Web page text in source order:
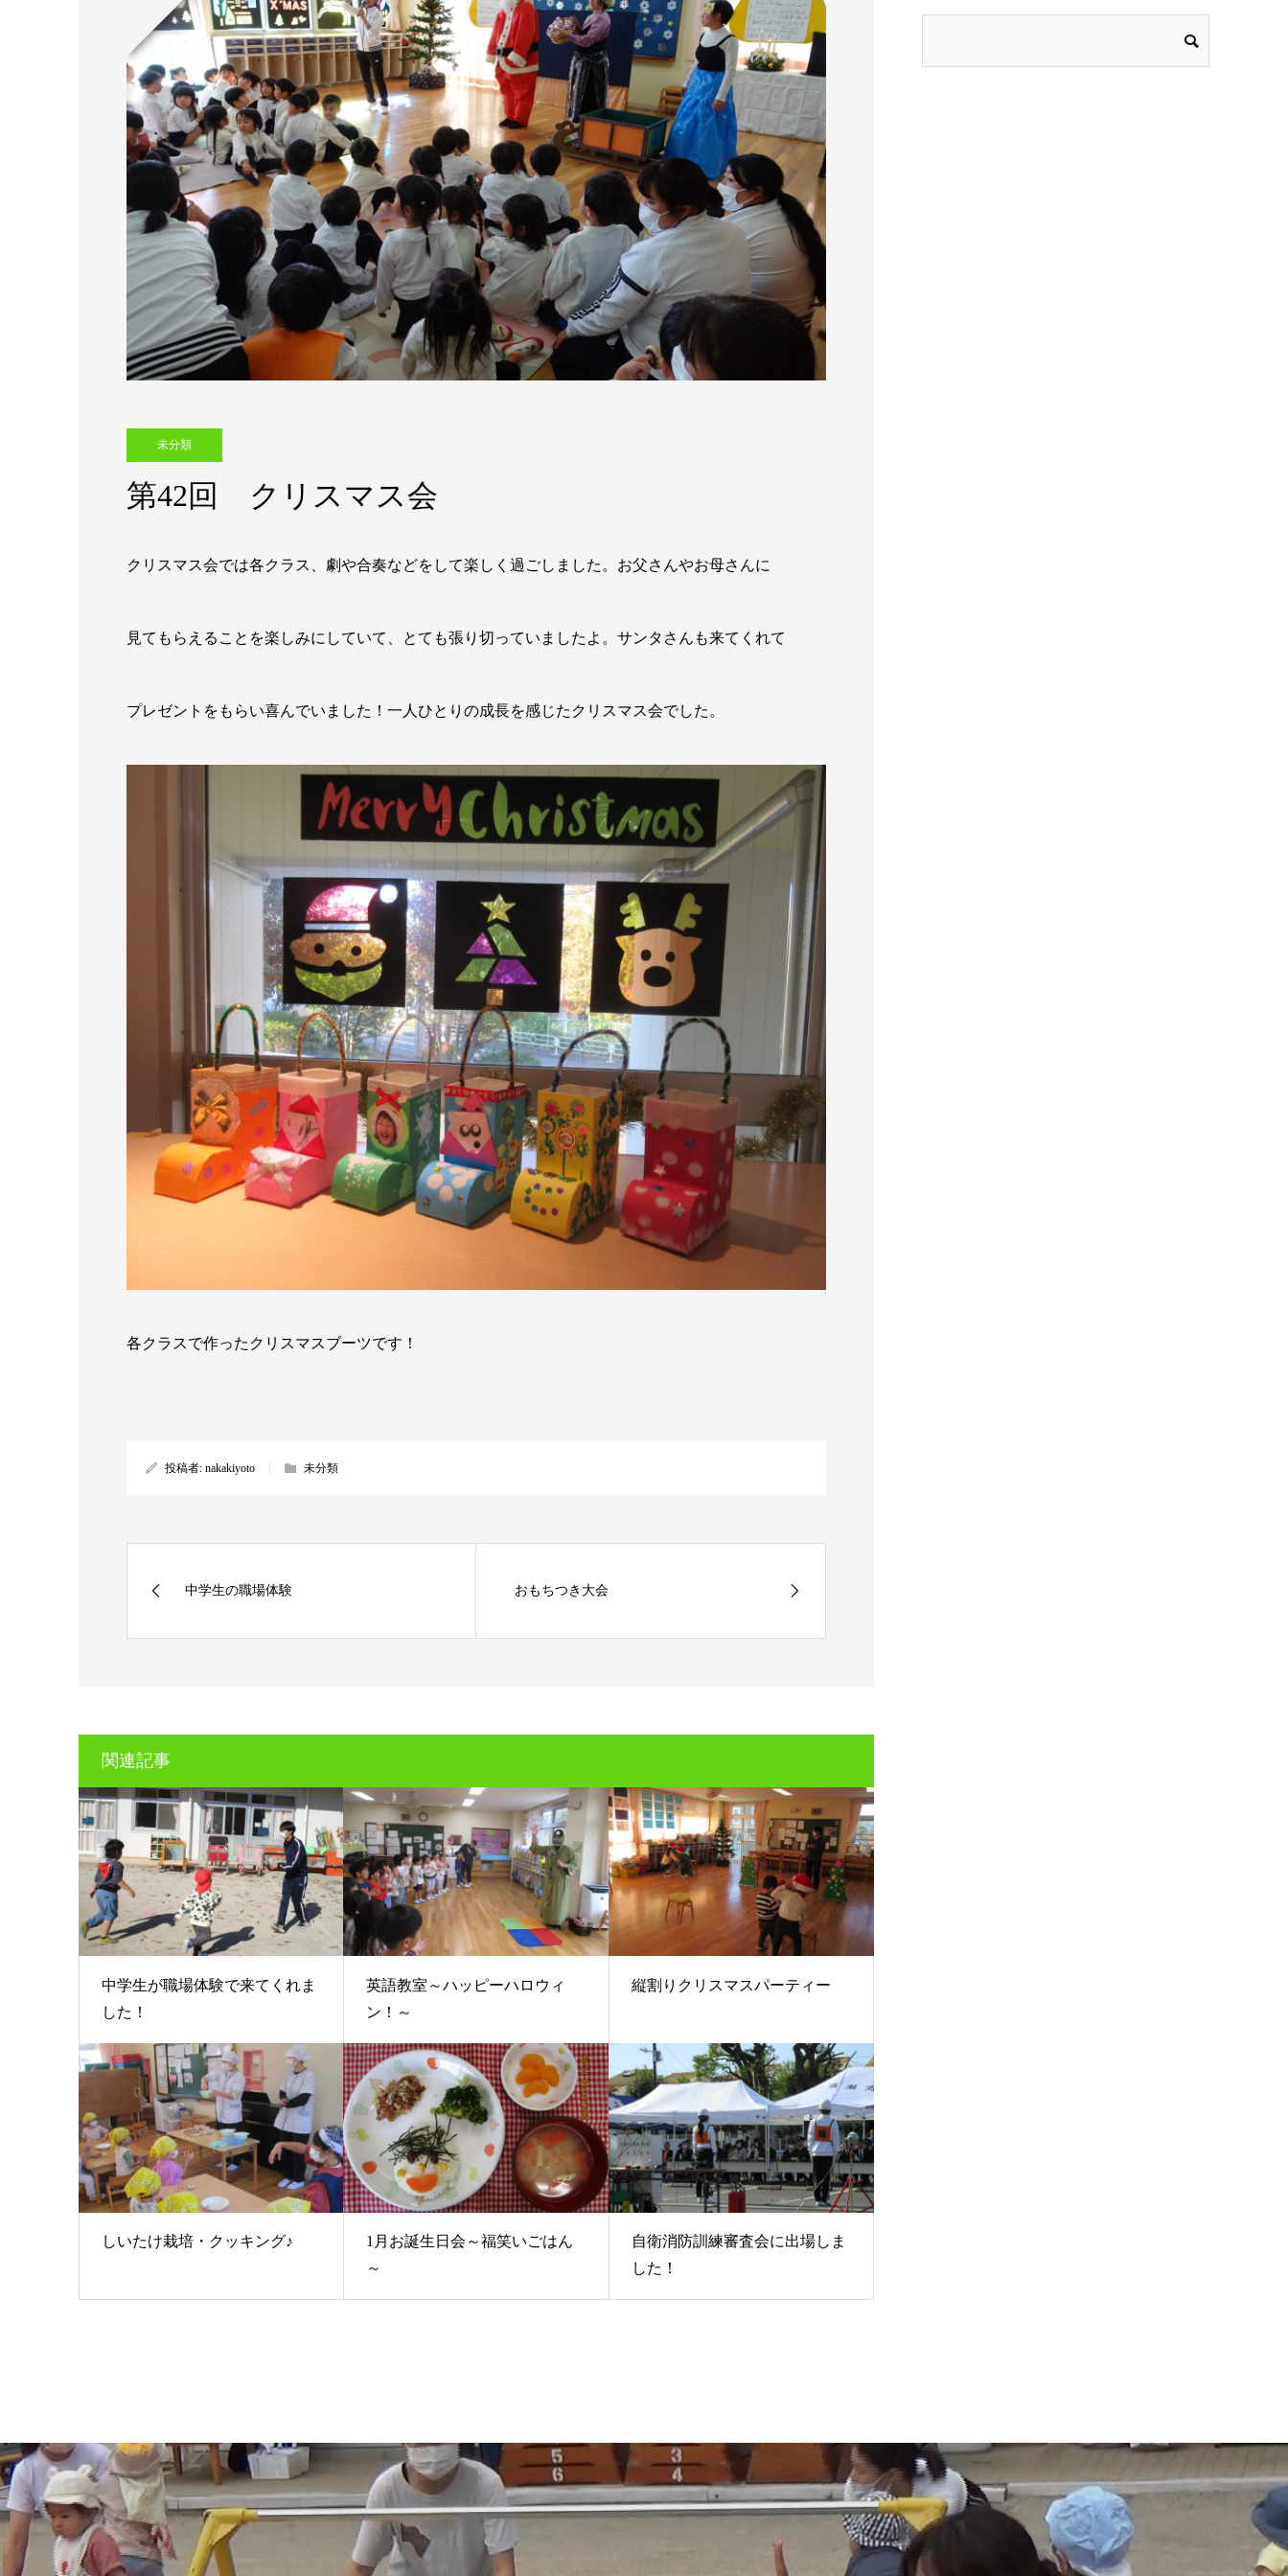
未分類
第42回 クリスマス会
クリスマス会では各クラス、劇や合奏などをして楽しく過ごしました。お父さんやお母さんに
見てもらえることを楽しみにしていて、とても張り切っていましたよ。サンタさんも来てくれて
プレゼントをもらい喜んでいました！一人ひとりの成長を感じたクリスマス会でした。
各クラスで作ったクリスマスブーツです！
投稿者: nakakiyoto 未分類
中学生の職場体験 おもちつき大会
関連記事
中学生が職場体験で来てくれま
した！
英語教室～ハッピーハロウィ
ン！～
縦割りクリスマスパーティー
しいたけ栽培・クッキング♪
1月お誕生日会～福笑いごはん
～
自衛消防訓練審査会に出場しま
した！